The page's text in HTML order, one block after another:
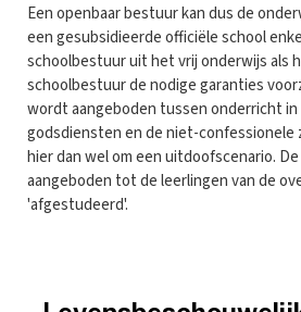
Een openbaar bestuur kan dus de
een gesubsidieerde officiële school
schoolbestuur uit het vrij onderwijs als
schoolbestuur de nodige garanties
wordt aangeboden tussen onderricht
godsdiensten en de niet-confessionele
hier dan wel om een uitdoofscenario.
aangeboden tot de leerlingen van de
'afgestudeerd'.